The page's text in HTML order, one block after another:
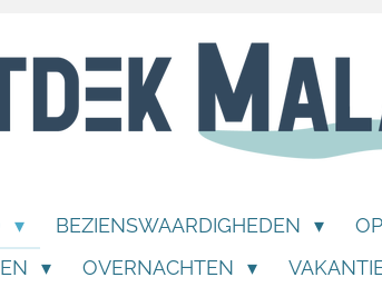
BEZIENSWAARDIGHEDEN
OVERNACHTEN